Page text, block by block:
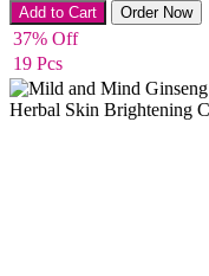
Night Cream
Add to Cart Order Now
37% Off
19 Pcs